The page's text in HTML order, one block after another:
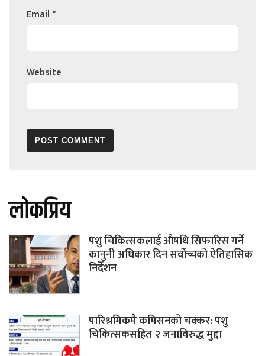
Email*
Website
लोकप्रिय
पशु चिकित्सकलाई औषधि सिफारिस गर्ने
कानुनी अधिकार दिन सर्वोच्चको ऐतिहासिक
निर्देशन
पारिश्रमिकमै कमिसनको चक्कर: पशु
चिकित्सकसहित २ जनाविरुद्ध मुद्दा